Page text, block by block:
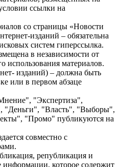
ссылки на
со страницы «Новости
изданий – обязательна
систем гиперссылка.
в независимости от
использования материалов.
изданий) – должна быть
или в первом абзаце
"Экспертиза",
"Деньги", "Власть", "Выборы",
"Промо" публикуются на
совместно с
републикация и
информации, которое содержит